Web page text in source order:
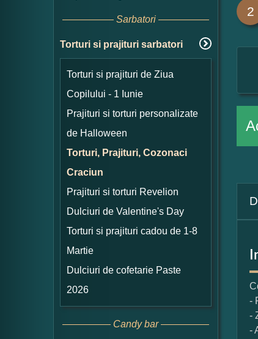
Sarbatori
Torturi si prajituri sarbatori
Torturi si prajituri de Ziua
Copilului - 1 Iunie
Prajituri si torturi personalizate
de Halloween
Torturi, Prajituri, Cozonaci
Craciun
Prajituri si torturi Revelion
Dulciuri de Valentine's Day
Torturi si prajituri cadou de 1-8
Martie
Dulciuri de cofetarie Paste
2026
Candy bar
2
-
-
-